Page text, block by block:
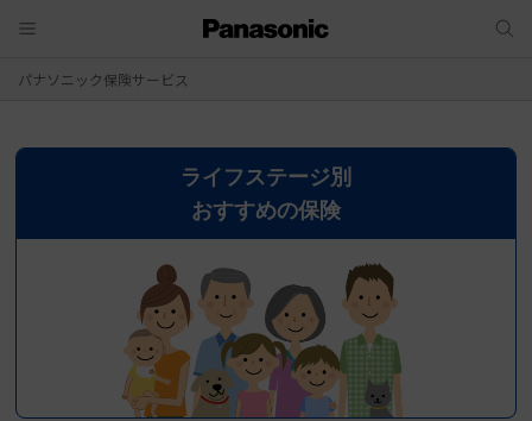
パナソニック保険サービス
ライフステージ別
おすすめの保険